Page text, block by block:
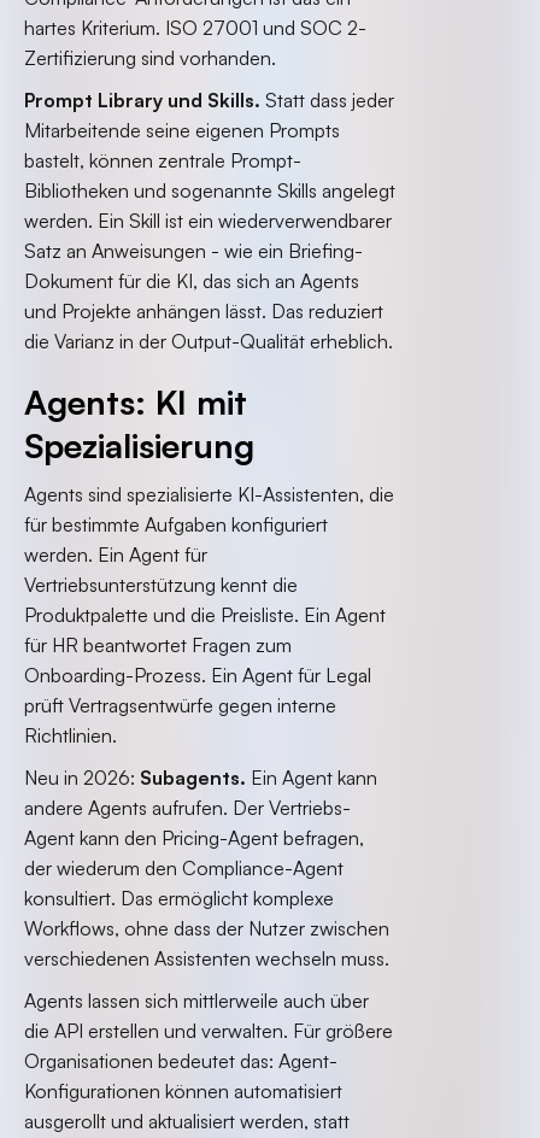
hartes Kriterium. ISO 27001 und SOC 2-
Zertifizierung sind vorhanden.
Prompt Library und Skills. Statt dass jeder
Mitarbeitende seine eigenen Prompts
bastelt, können zentrale Prompt-
Bibliotheken und sogenannte Skills angelegt
werden. Ein Skill ist ein wiederverwendbarer
Satz an Anweisungen - wie ein Briefing-
Dokument für die KI, das sich an Agents
und Projekte anhängen lässt. Das reduziert
die Varianz in der Output-Qualität erheblich.
Agents: KI mit
Spezialisierung
Agents sind spezialisierte KI-Assistenten, die
für bestimmte Aufgaben konfiguriert
werden. Ein Agent für
Vertriebsunterstützung kennt die
Produktpalette und die Preisliste. Ein Agent
für HR beantwortet Fragen zum
Onboarding-Prozess. Ein Agent für Legal
prüft Vertragsentwürfe gegen interne
Richtlinien.
Neu in 2026: Subagents. Ein Agent kann
andere Agents aufrufen. Der Vertriebs-
Agent kann den Pricing-Agent befragen,
der wiederum den Compliance-Agent
konsultiert. Das ermöglicht komplexe
Workflows, ohne dass der Nutzer zwischen
verschiedenen Assistenten wechseln muss.
Agents lassen sich mittlerweile auch über
die API erstellen und verwalten. Für größere
Organisationen bedeutet das: Agent-
Konfigurationen können automatisiert
ausgerollt und aktualisiert werden, statt